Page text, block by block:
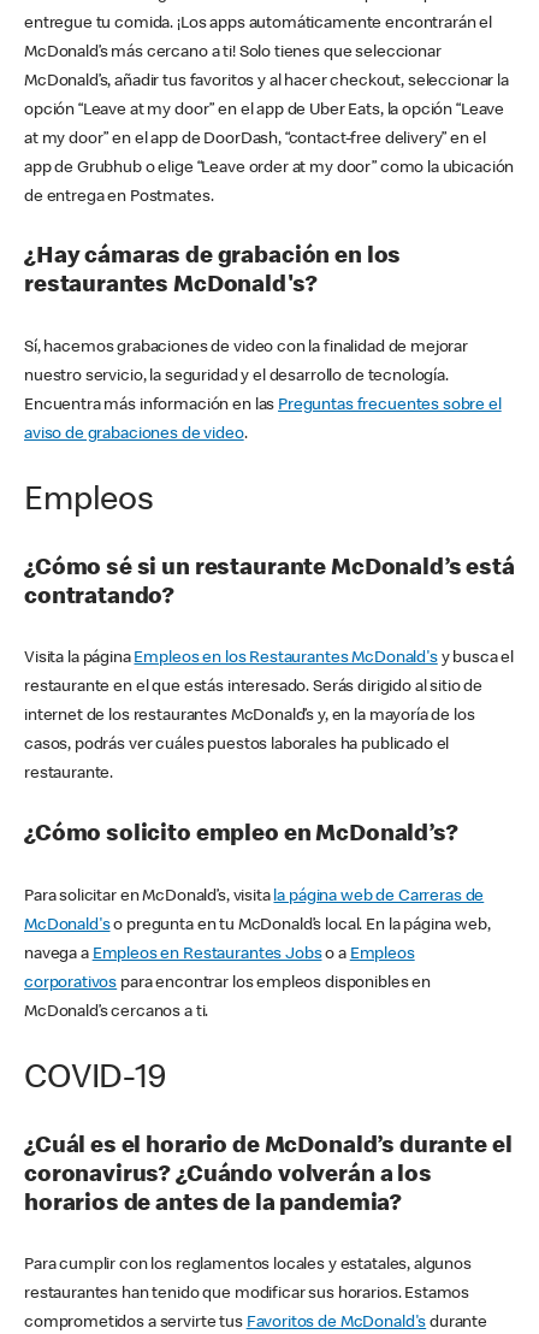
entregue tu comida. ¡Los apps automáticamente encontrarán el
McDonald’s más cercano a ti! Solo tienes que seleccionar
McDonald’s, añadir tus favoritos y al hacer checkout, seleccionar la
opción “Leave at my door” en el app de Uber Eats, la opción “Leave
at my door” en el app de DoorDash, “contact-free delivery” en el
app de Grubhub o elige “Leave order at my door” como la ubicación
de entrega en Postmates.
¿Hay cámaras de grabación en los
restaurantes McDonald's?
Sí, hacemos grabaciones de video con la finalidad de mejorar
nuestro servicio, la seguridad y el desarrollo de tecnología.
Encuentra más información en las Preguntas frecuentes sobre el
aviso de grabaciones de video.
Empleos
¿Cómo sé si un restaurante McDonald’s está
contratando?
Visita la página Empleos en los Restaurantes McDonald'sy busca el
restaurante en el que estás interesado. Serás dirigido al sitio de
internet de los restaurantes McDonald’s y, en la mayoría de los
casos, podrás ver cuáles puestos laborales ha publicado el
restaurante.
¿Cómo solicito empleo en McDonald’s?
Para solicitar en McDonald’s, visita la página web de Carreras de
McDonald'so pregunta en tu McDonald’s local. En la página web,
navega a Empleos en Restaurantes Jobso a Empleos
corporativos para encontrar los empleos disponibles en
McDonald’s cercanos a ti.
COVID-19
¿Cuál es el horario de McDonald’s durante el
coronavirus? ¿Cuándo volverán a los
horarios de antes de la pandemia?
Para cumplir con los reglamentos locales y estatales, algunos
restaurantes han tenido que modificar sus horarios. Estamos
comprometidos a servirte tus Favoritos de McDonald's durante